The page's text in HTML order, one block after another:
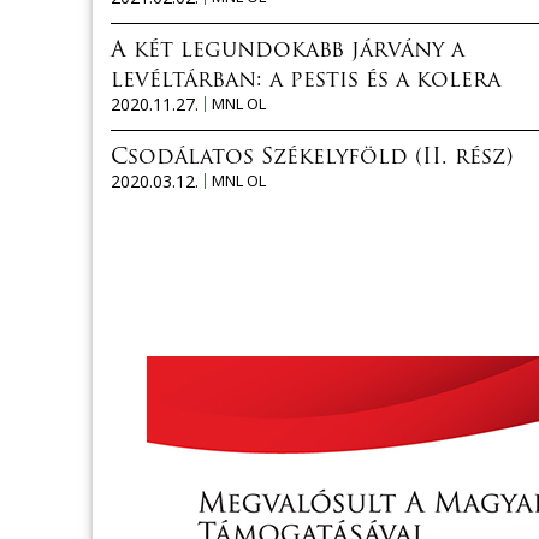
A két legundokabb járvány a
levéltárban: a pestis és a kolera
2020.11.27.
MNL OL
Csodálatos Székelyföld (II. rész)
2020.03.12.
MNL OL